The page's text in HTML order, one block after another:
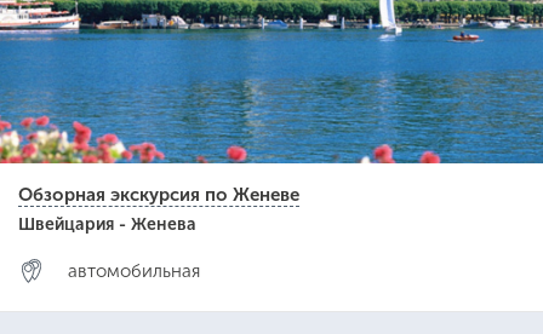
Обзорная экскурсия по Женеве
Швейцария - Женева
автомобильная